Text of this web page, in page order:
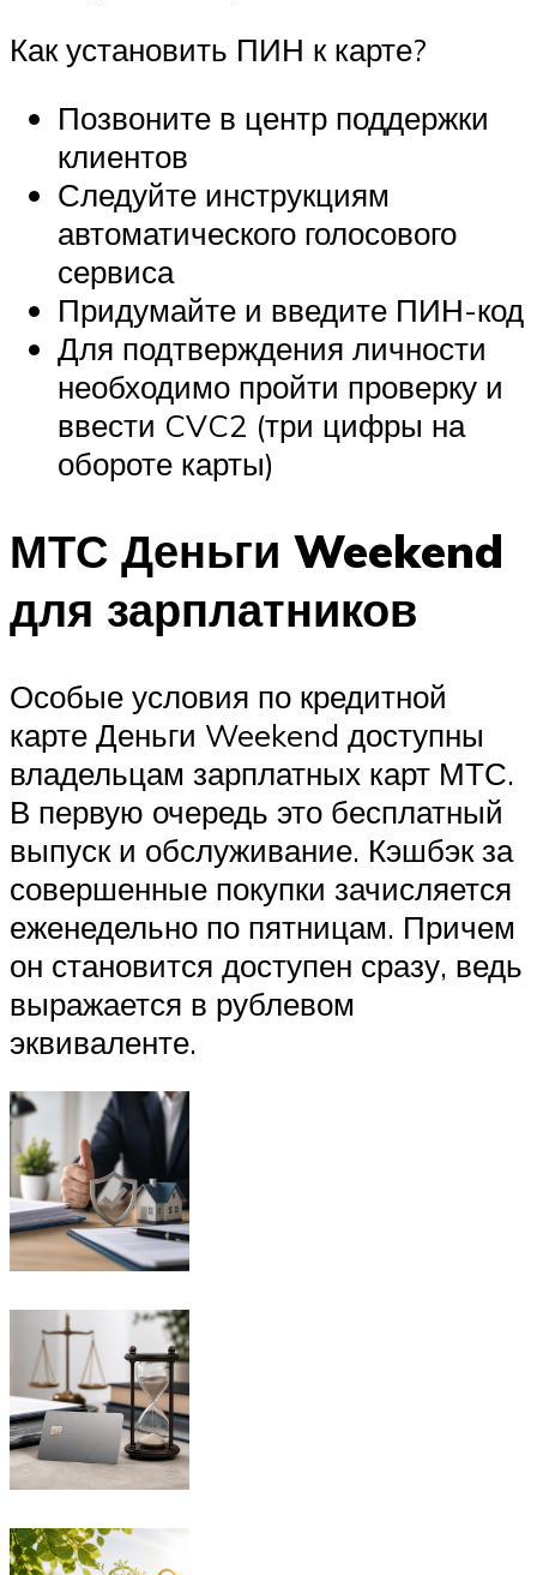
Как установить ПИН к карте?
Позвоните в центр поддержки
клиентов
Следуйте инструкциям
автоматического голосового
сервиса
Придумайте и введите ПИН-код
Для подтверждения личности
необходимо пройти проверку и
ввести CVC2 (три цифры на
обороте карты)
МТС Деньги Weekend
для зарплатников
Особые условия по кредитной
карте Деньги Weekend доступны
владельцам зарплатных карт МТС.
В первую очередь это бесплатный
выпуск и обслуживание. Кэшбэк за
совершенные покупки зачисляется
еженедельно по пятницам. Причем
он становится доступен сразу, ведь
выражается в рублевом
эквиваленте.